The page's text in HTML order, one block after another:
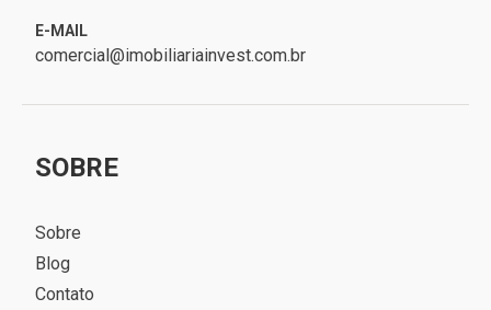
E-MAIL
comercial@imobiliariainvest.com.br
SOBRE
Sobre
Blog
Contato